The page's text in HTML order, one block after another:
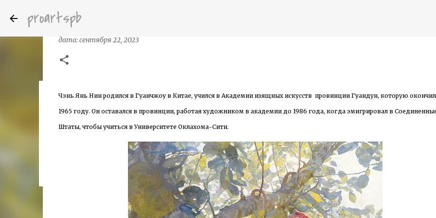
proartspb
Бумажные скульптуры канадского художника Келвина Николса (Calvin Nicholls)
дата:октября 14, 2022
дата:сентября 22, 2023
Чэнь Янь Нин родился в Гуанчжоу в Китае, учился в Академии изящных искусств провинции Гуандун, которую
1965 году. Он оставался в провинции, работая художником в академии до 1986 года, когда эмигрировал в
Штаты, чтобы учиться в Университете Оклахома-Сити.